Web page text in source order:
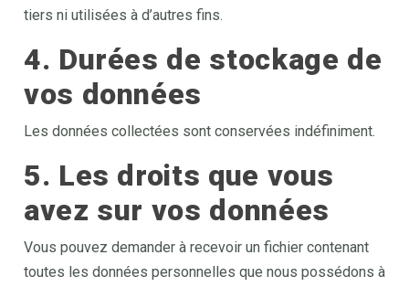
tiers ni utilisées à d’autres fins.
4. Durées de stockage de
vos données
Les données collectées sont conservées indéfiniment.
5. Les droits que vous
avez sur vos données
Vous pouvez demander à recevoir un fichier contenant
toutes les données personnelles que nous possédons à